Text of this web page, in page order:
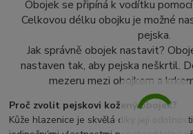
Obojek se připíná k vodítku
Celkovou délku obojku je možné
pejska.
Jak správně obojek nastavit?
nastaven tak, aby pejska neškrtil.
mezeru mezi obojkem a
Proč zvolit pejskovi kožený obojek?
Kůže hlazenice je skvělá díky její